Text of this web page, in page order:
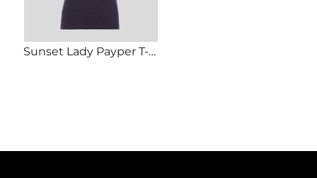
Sunset Lady Payper T-shirt da donna girocollo manica corta Regular fit 100% cotone 150gr